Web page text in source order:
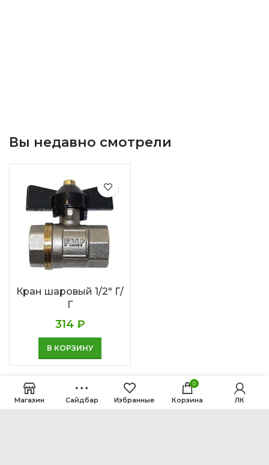
Вы недавно смотрели
Кран шаровый 1/2″ Г/
Г
314 ₽
В КОРЗИНУ
Магазин Сайдбар Избранные
0
Корзина ЛК